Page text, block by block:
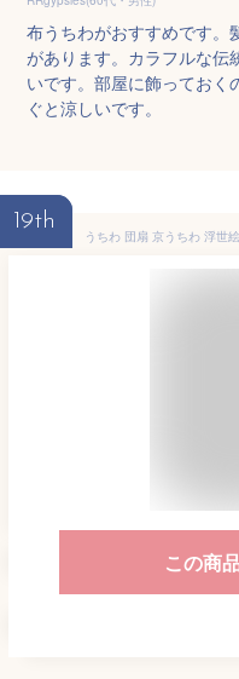
布うちわがおすすめです。
があります。カラフルな伝
いです。部屋に飾っておく
ぐと涼しいです。
19th
この商